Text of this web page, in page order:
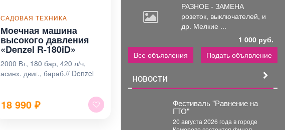
САДОВАЯ ТЕХНИКА
Моечная машина
высокого давления
«Denzel R-180iD»
2000 Вт, 180 бар, 420 л/ч,
асинх. двиг., бараб.// Denzel
18 990 ₽
РАЗНОЕ - ЗАМЕНА
розеток, выключателей, и
др. Мелкие ...
1 000 руб.
Все объявления
Подать объявление
НОВОСТИ
Фестиваль "Равнение на
ГТО"
20 августа 2026 года в городе